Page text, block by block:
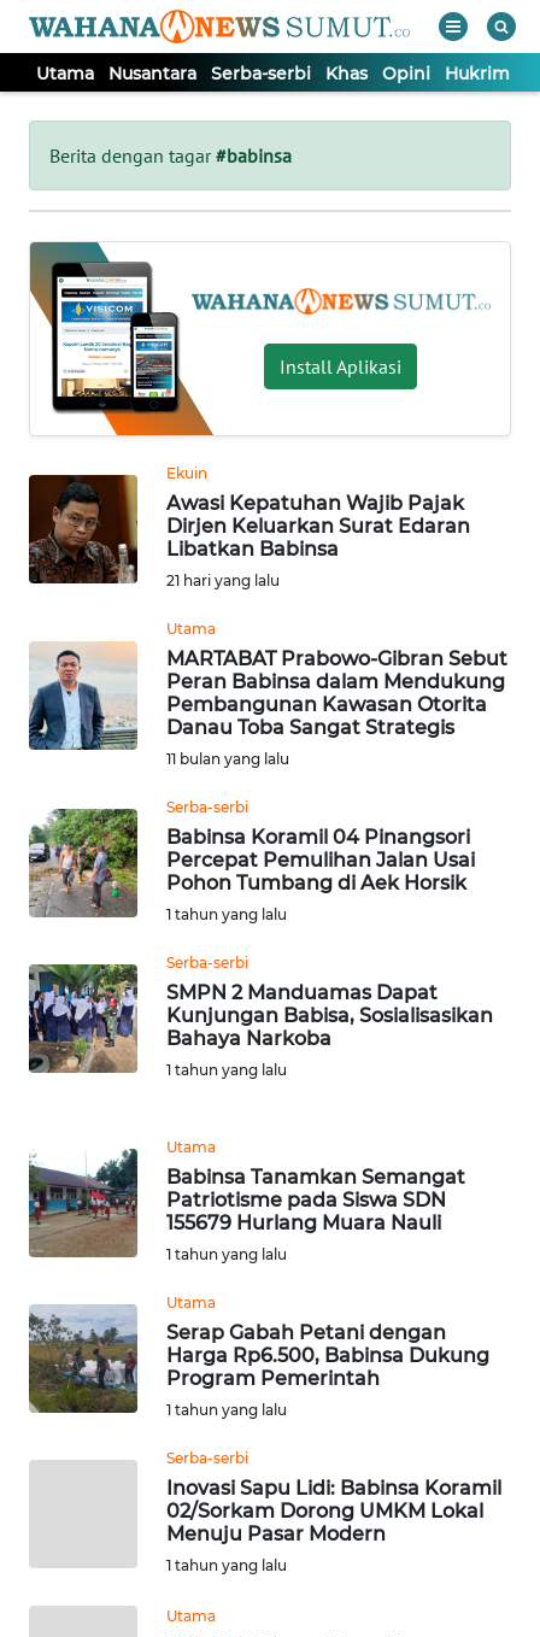
Utama Nusantara Serba-serbi Khas Opini Hukrim
Berita dengan tagar#babinsa
Install Aplikasi
Ekuin
Awasi Kepatuhan Wajib Pajak
Dirjen Keluarkan Surat Edaran
Libatkan Babinsa
21 hari yang lalu
Utama
MARTABAT Prabowo-Gibran Sebut
Peran Babinsa dalam Mendukung
Pembangunan Kawasan Otorita
Danau Toba Sangat Strategis
11 bulan yang lalu
Serba-serbi
Babinsa Koramil 04 Pinangsori
Percepat Pemulihan Jalan Usai
Pohon Tumbang di Aek Horsik
1 tahun yang lalu
Serba-serbi
SMPN 2 Manduamas Dapat
Kunjungan Babisa, Sosialisasikan
Bahaya Narkoba
1 tahun yang lalu
Utama
Babinsa Tanamkan Semangat
Patriotisme pada Siswa SDN
155679 Hurlang Muara Nauli
1 tahun yang lalu
Utama
Serap Gabah Petani dengan
Harga Rp6.500, Babinsa Dukung
Program Pemerintah
1 tahun yang lalu
Serba-serbi
Inovasi Sapu Lidi: Babinsa Koramil
02/Sorkam Dorong UMKM Lokal
Menuju Pasar Modern
1 tahun yang lalu
Utama
Tutup
UTAMA
NUSANTARA
SERBA-
SERBI
KHAS
OPINI
HUKRIM
PERISTIWA
Informasi
KONTAK
KAMI
IKLAN
TENTANG
KAMI
SIBER
REDAKSI
DISCLAIMER
Regional